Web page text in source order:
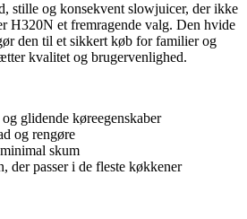
stille og konsekvent slowjuicer, der ikke
H320N et fremragende valg. Den hvide
den til et sikkert køb for familier og
kvalitet og brugervenlighed.
glidende køreegenskaber
og rengøre
skum
der passer i de fleste køkkener